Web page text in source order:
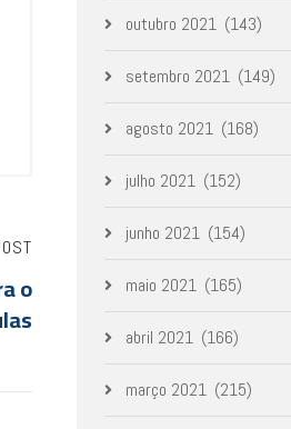
o
outubro 2021 (143)
setembro 2021 (149)
agosto 2021 (168)
julho 2021 (152)
junho 2021 (154)
maio 2021 (165)
abril 2021 (166)
março 2021 (215)